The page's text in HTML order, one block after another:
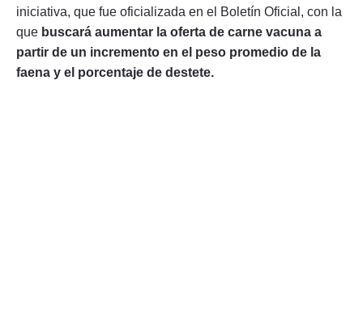
iniciativa, que fue oficializada en el Boletín Oficial, con la
que buscará aumentar la oferta de carne vacuna a
partir de un incremento en el peso promedio de la
faena y el porcentaje de destete.